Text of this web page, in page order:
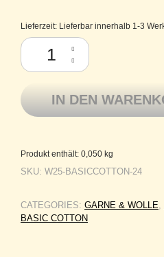
Lieferzeit: Lieferbar innerhalb 1-3
Pro Lana Baumwolle mercerisiert
IN DEN
Produkt enthält: 0,050 kg
SKU: W25-BASICCOTTON-24
CATEGORIES: GARNE & WOLLE,
BASIC COTTON